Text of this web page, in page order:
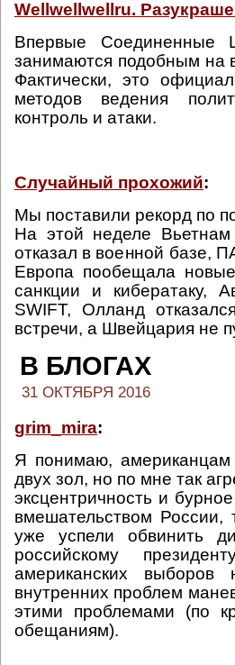
Wellwellwellru.
Впервые Соединенные
занимаются подобным на
Фактически, это
методов ведения
контроль и атаки.
Случайный прохожий:
Мы поставили рекорд по
На этой неделе
отказал в военной базе,
Европа пообещала
санкции и кибератаку,
SWIFT, Олланд
встречи, а Швейцария не
В БЛОГАХ
31 ОКТЯБРЯ 2016
grim_mira:
Я понимаю, американцам
двух зол, но по мне так
эксцентричность и
вмешательством
уже успели обвинить
российскому
американских
внутренних проблем
этими проблемами (по
обещаниям).